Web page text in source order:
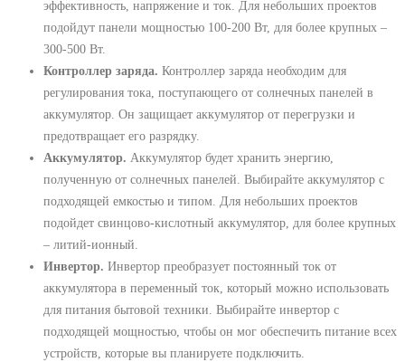
эффективность, напряжение и ток. Для небольших проектов
подойдут панели мощностью 100-200 Вт, для более крупных –
300-500 Вт.
Контроллер заряда. Контроллер заряда необходим для
регулирования тока, поступающего от солнечных панелей в
аккумулятор. Он защищает аккумулятор от перегрузки и
предотвращает его разрядку.
Аккумулятор. Аккумулятор будет хранить энергию,
полученную от солнечных панелей. Выбирайте аккумулятор с
подходящей емкостью и типом. Для небольших проектов
подойдет свинцово-кислотный аккумулятор, для более крупных
– литий-ионный.
Инвертор. Инвертор преобразует постоянный ток от
аккумулятора в переменный ток, который можно использовать
для питания бытовой техники. Выбирайте инвертор с
подходящей мощностью, чтобы он мог обеспечить питание всех
устройств, которые вы планируете подключить.